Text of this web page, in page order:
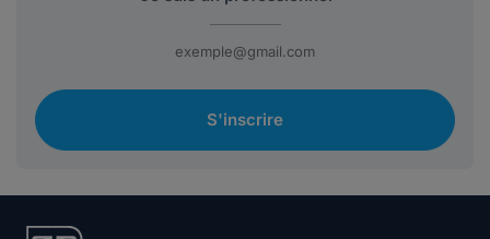
S'inscrire